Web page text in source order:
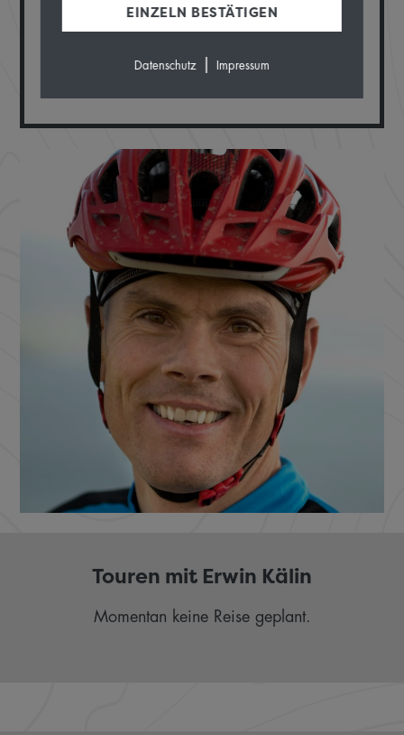
LIEBLINGSTOUR
Touren mit Erwin Kälin
Momentan keine Reise geplant.
EINZELN BESTÄTIGEN
Datenschutz| Impressum